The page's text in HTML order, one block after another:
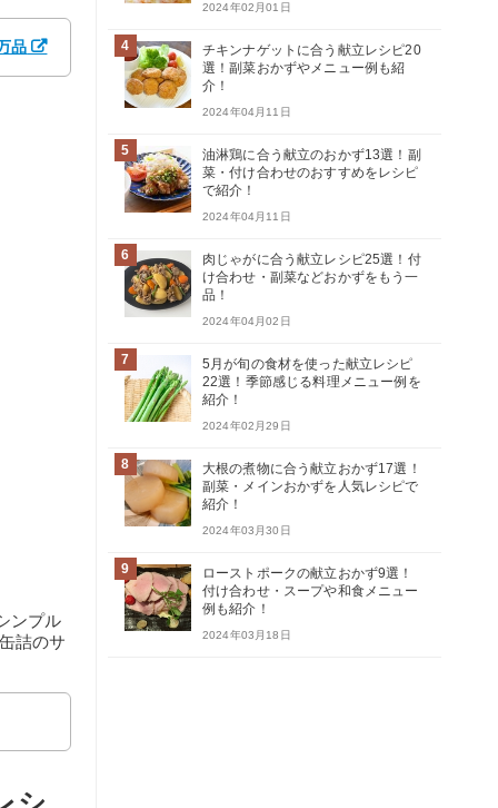
品
ンプル
詰のサ
2024年02月01日
4
チキンナゲットに合う献立レシピ20
選！副菜おかずやメニュー例も紹
介！
2024年04月11日
5
油淋鶏に合う献立のおかず13選！副
菜・付け合わせのおすすめをレシピ
で紹介！
2024年04月11日
6
肉じゃがに合う献立レシピ25選！付
け合わせ・副菜などおかずをもう一
品！
2024年04月02日
7
5月が旬の食材を使った献立レシピ
22選！季節感じる料理メニュー例を
紹介！
2024年02月29日
8
大根の煮物に合う献立おかず17選！
副菜・メインおかずを人気レシピで
紹介！
2024年03月30日
9
ローストポークの献立おかず9選！
付け合わせ・スープや和食メニュー
例も紹介！
2024年03月18日